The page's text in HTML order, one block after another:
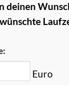
deinen
Euro